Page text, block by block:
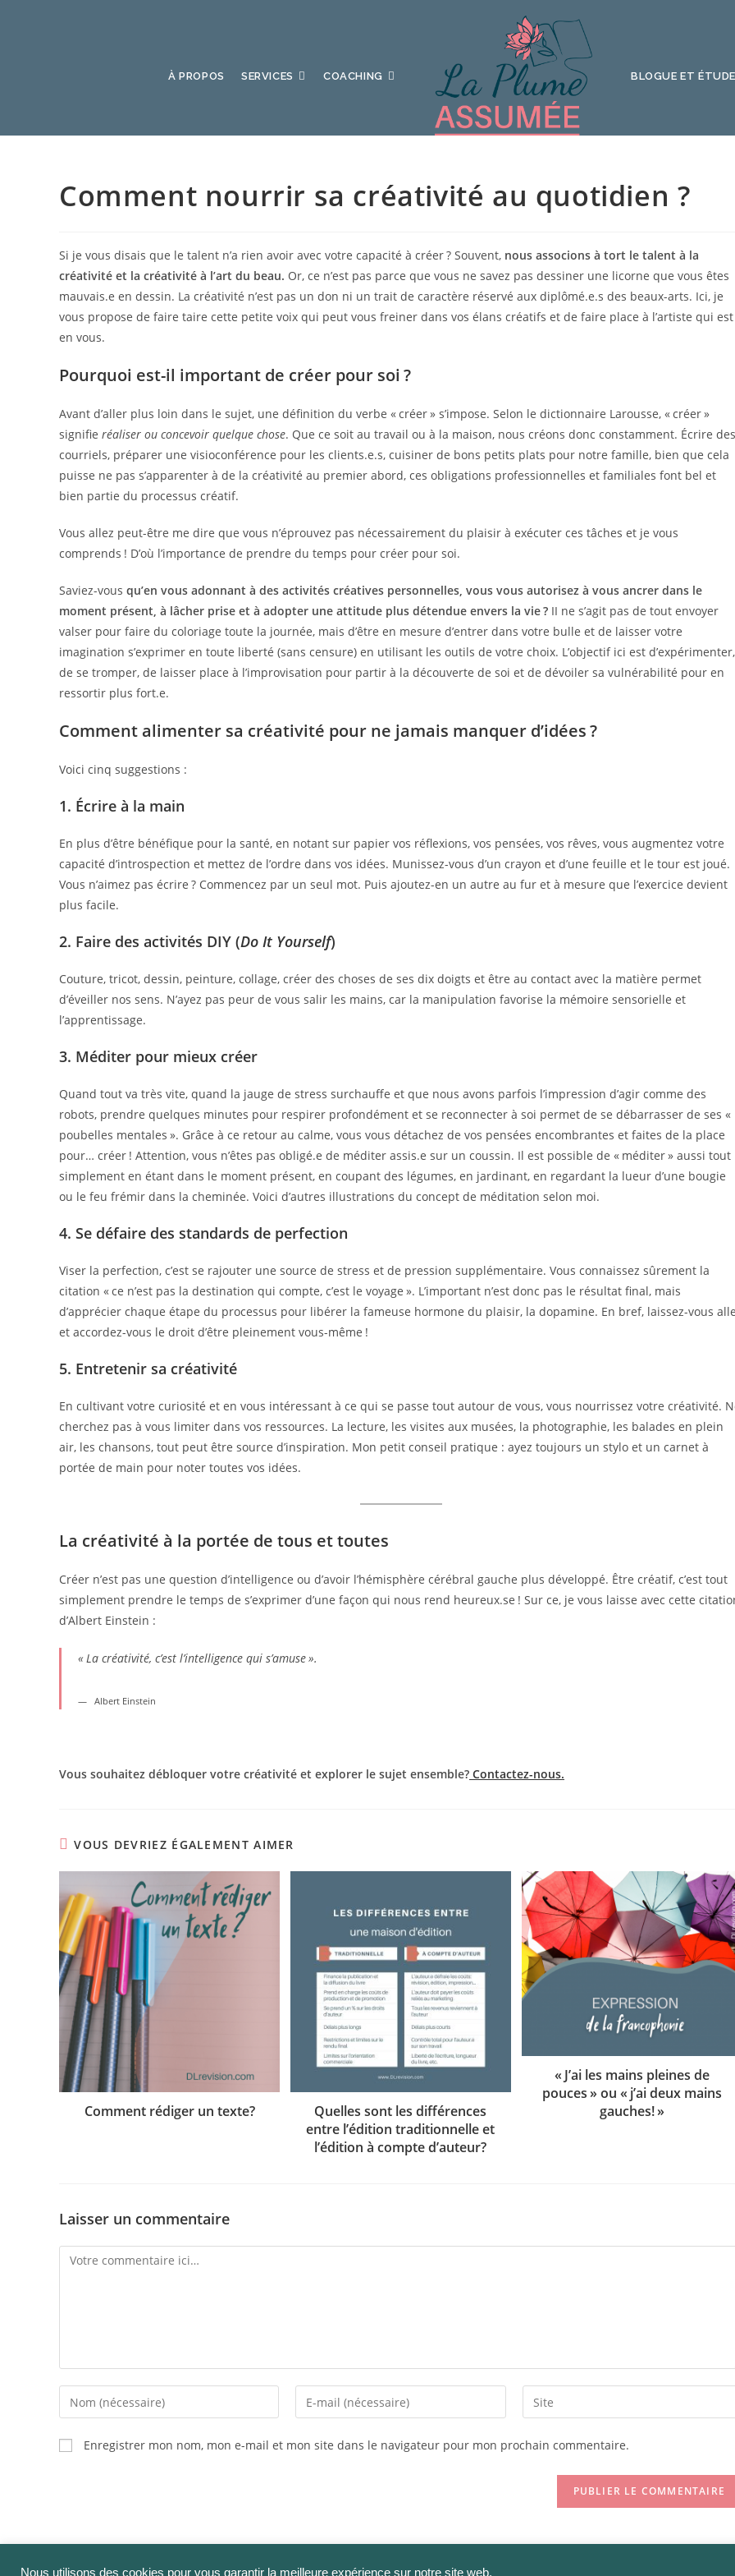
À PROPOS SERVICES COACHING BLOGUE ET
Comment nourrir sa créativité au quotidien ?
Si je vous disais que le talent n’a rien avoir avec votre capacité à créer ? Souvent, nous associons à tort le talent à la
créativité et la créativité à l’art du beau. Or, ce n’est pas parce que vous ne savez pas dessiner une licorne que vous êtes
mauvais.e en dessin. La créativité n’est pas un don ni un trait de caractère réservé aux diplômé.e.s des beaux-arts. Ici, je
vous propose de faire taire cette petite voix qui peut vous freiner dans vos élans créatifs et de faire place à l’artiste qui est
en vous.
Pourquoi est-il important de créer pour soi ?
Avant d’aller plus loin dans le sujet, une définition du verbe « créer » s’impose. Selon le dictionnaire Larousse, « créer »
signifie réaliser ou concevoir quelque chose. Que ce soit au travail ou à la maison, nous créons donc constamment. Écrire des
courriels, préparer une visioconférence pour les clients.e.s, cuisiner de bons petits plats pour notre famille, bien que cela
puisse ne pas s’apparenter à de la créativité au premier abord, ces obligations professionnelles et familiales font bel et
bien partie du processus créatif.
Vous allez peut-être me dire que vous n’éprouvez pas nécessairement du plaisir à exécuter ces tâches et je vous
comprends ! D’où l’importance de prendre du temps pour créer pour soi.
Saviez-vous qu’en vous adonnant à des activités créatives personnelles, vous vous autorisez à vous ancrer dans le
moment présent, à lâcher prise et à adopter une attitude plus détendue envers la vie ? II ne s’agit pas de tout envoyer
valser pour faire du coloriage toute la journée, mais d’être en mesure d’entrer dans votre bulle et de laisser votre
imagination s’exprimer en toute liberté (sans censure) en utilisant les outils de votre choix. L’objectif ici est d’expérimenter,
de se tromper, de laisser place à l’improvisation pour partir à la découverte de soi et de dévoiler sa vulnérabilité pour en
ressortir plus fort.e.
Comment alimenter sa créativité pour ne jamais manquer d’idées ?
Voici cinq suggestions :
1. Écrire à la main
En plus d’être bénéfique pour la santé, en notant sur papier vos réflexions, vos pensées, vos rêves, vous augmentez votre
capacité d’introspection et mettez de l’ordre dans vos idées. Munissez-vous d’un crayon et d’une feuille et le tour est joué.
Vous n’aimez pas écrire ? Commencez par un seul mot. Puis ajoutez-en un autre au fur et à mesure que l’exercice devient
plus facile.
2. Faire des activités DIY (Do It Yourself)
Couture, tricot, dessin, peinture, collage, créer des choses de ses dix doigts et être au contact avec la matière permet
d’éveiller nos sens. N’ayez pas peur de vous salir les mains, car la manipulation favorise la mémoire sensorielle et
l’apprentissage.
3. Méditer pour mieux créer
Quand tout va très vite, quand la jauge de stress surchauffe et que nous avons parfois l’impression d’agir comme des
robots, prendre quelques minutes pour respirer profondément et se reconnecter à soi permet de se débarrasser de ses «
poubelles mentales ». Grâce à ce retour au calme, vous vous détachez de vos pensées encombrantes et faites de la place
pour… créer ! Attention, vous n’êtes pas obligé.e de méditer assis.e sur un coussin. Il est possible de « méditer » aussi tout
simplement en étant dans le moment présent, en coupant des légumes, en jardinant, en regardant la lueur d’une bougie
ou le feu frémir dans la cheminée. Voici d’autres illustrations du concept de méditation selon moi.
4. Se défaire des standards de perfection
Viser la perfection, c’est se rajouter une source de stress et de pression supplémentaire. Vous connaissez sûrement la
citation « ce n’est pas la destination qui compte, c’est le voyage ». L’important n’est donc pas le résultat final, mais
d’apprécier chaque étape du processus pour libérer la fameuse hormone du plaisir, la dopamine. En bref, laissez-vous
et accordez-vous le droit d’être pleinement vous-même !
5. Entretenir sa créativité
En cultivant votre curiosité et en vous intéressant à ce qui se passe tout autour de vous, vous nourrissez votre créativité.
cherchez pas à vous limiter dans vos ressources. La lecture, les visites aux musées, la photographie, les balades en plein
air, les chansons, tout peut être source d’inspiration. Mon petit conseil pratique : ayez toujours un stylo et un carnet à
portée de main pour noter toutes vos idées.
La créativité à la portée de tous et toutes
Créer n’est pas une question d’intelligence ou d’avoir l’hémisphère cérébral gauche plus développé. Être créatif, c’est tout
simplement prendre le temps de s’exprimer d’une façon qui nous rend heureux.se ! Sur ce, je vous laisse avec cette
d’Albert Einstein :
« La créativité, c’est l’intelligence qui s’amuse ».
Albert Einstein
Vous souhaitez débloquer votre créativité et explorer le sujet ensemble? Contactez-nous.
VOUS DEVRIEZ ÉGALEMENT AIMER
Comment rédiger un texte?
Quelles sont les différences
entre l’édition traditionnelle et
l’édition à compte d’auteur?
« J’ai les mains pleines de
pouces » ou « j’ai deux mains
gauches! »
Laisser un commentaire
Comment
Enter
your
name
or
Enter
your
Saisir
l’URL
(facultatif)
Enregistrer mon nom, mon e-mail et mon site dans le navigateur pour mon prochain commentaire.
Nous utilisons des cookies pour vous garantir la meilleure expérience sur notre site web.